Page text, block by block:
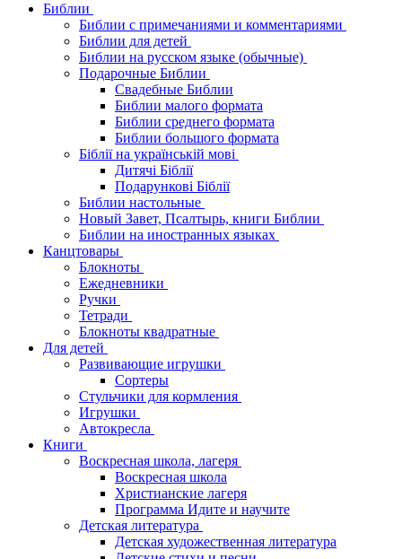
Библии
Библии с примечаниями и комментариями
Библии для детей
Библии на русском языке (обычные)
Подарочные Библии
Свадебные Библии
Библии малого формата
Библии среднего формата
Библии большого формата
Біблії на українській мові
Дитячі Біблії
Подарункові Біблії
Библии настольные
Новый Завет, Псалтырь, книги Библии
Библии на иностранных языках
Канцтовары
Блокноты
Ежедневники
Ручки
Тетради
Блокноты квадратные
Для детей
Развивающие игрушки
Сортеры
Стульчики для кормления
Игрушки
Автокресла
Книги
Воскресная школа, лагеря
Воскресная школа
Христианские лагеря
Программа Идите и научите
Детская литература
Детская художественная литература